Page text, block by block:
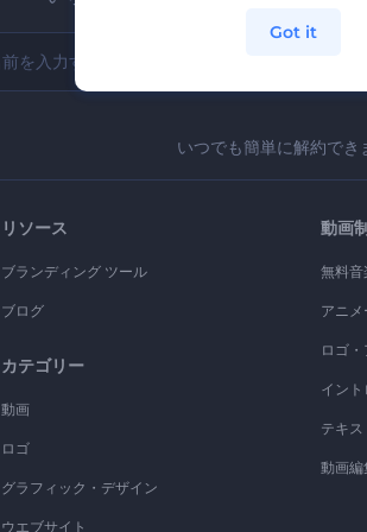
いつでも簡単に解約でき
リソース
ブランディング ツール
ブログ
カテゴリー
動画
ロゴ
グラフィック・デザイン
ウエブサイト
動画
無料音
アニメ
ロゴ
イン
テキ
動画編
Got it